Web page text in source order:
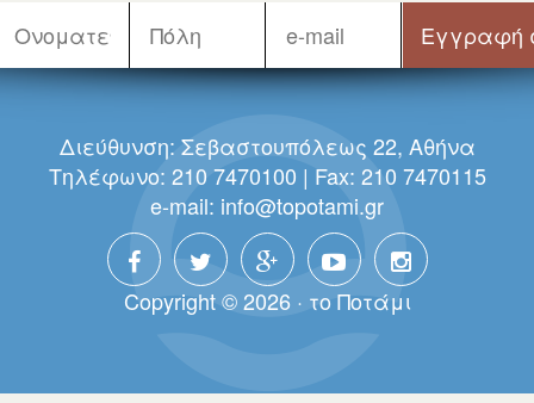
Διεύθυνση: Σεβαστουπόλεως 22, Αθήνα
Τηλέφωνο: 210 7470100 | Fax: 210 7470115
e-mail: info@topotami.gr
Copyright © 2026 · τo Πoτάμι